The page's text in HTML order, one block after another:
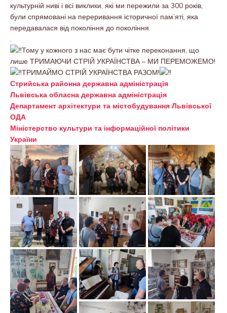
культурній ниві і всі виклики, які ми пережили за 300 років,
були спрямовані на переривання історичної пам’яті, яка
передавалася від покоління до покоління.
.
Тому у кожного з нас має бути чітке переконання, що
лише ТРИМАЮЧИ СТРІЙ УКРАЇНСТВА – МИ ПЕРЕМОЖЕМО!
ТРИМАЙМО СТРІЙ УКРАЇНСТВА РАЗОМ!
Стрийська районна державна адміністрація
Львівська обласна державна адміністрація
Департамент архітектури та містобудування Львівської
ОДА
Міністерство культури та інформаційної політики
України